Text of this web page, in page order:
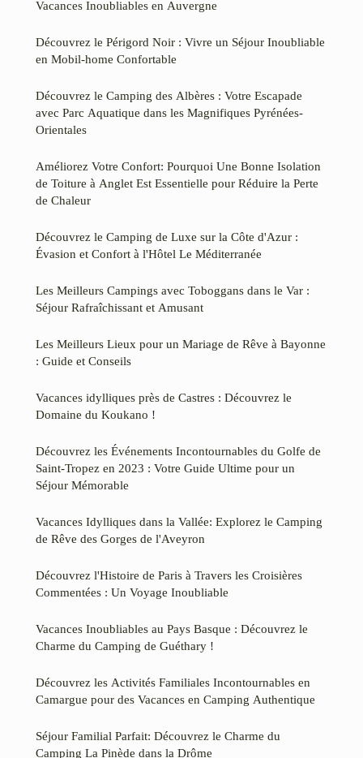
Vacances Inoubliables en Auvergne
Découvrez le Périgord Noir : Vivre un Séjour Inoubliable
en Mobil-home Confortable
Découvrez le Camping des Albères : Votre Escapade
avec Parc Aquatique dans les Magnifiques Pyrénées-
Orientales
Améliorez Votre Confort: Pourquoi Une Bonne Isolation
de Toiture à Anglet Est Essentielle pour Réduire la Perte
de Chaleur
Découvrez le Camping de Luxe sur la Côte d'Azur :
Évasion et Confort à l'Hôtel Le Méditerranée
Les Meilleurs Campings avec Toboggans dans le Var :
Séjour Rafraîchissant et Amusant
Les Meilleurs Lieux pour un Mariage de Rêve à Bayonne
: Guide et Conseils
Vacances idylliques près de Castres : Découvrez le
Domaine du Koukano !
Découvrez les Événements Incontournables du Golfe de
Saint-Tropez en 2023 : Votre Guide Ultime pour un
Séjour Mémorable
Vacances Idylliques dans la Vallée: Explorez le Camping
de Rêve des Gorges de l'Aveyron
Découvrez l'Histoire de Paris à Travers les Croisières
Commentées : Un Voyage Inoubliable
Vacances Inoubliables au Pays Basque : Découvrez le
Charme du Camping de Guéthary !
Découvrez les Activités Familiales Incontournables en
Camargue pour des Vacances en Camping Authentique
Séjour Familial Parfait: Découvrez le Charme du
Camping La Pinède dans la Drôme